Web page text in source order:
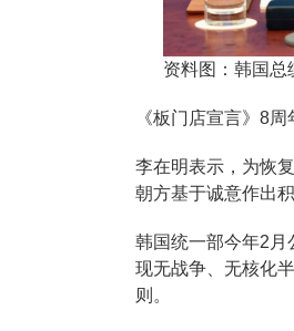
资料图：韩国总
《板门店宣言》8
李在明表示，为恢
朝方基于诚意作出积
韩国统一部今年2月
现无战争、无核化
则。